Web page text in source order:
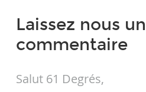
Laissez nous un
commentaire
Salut 61 Degrés,